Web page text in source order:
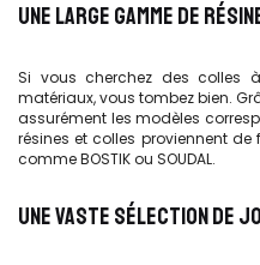
UNE LARGE GAMME DE
Si vous cherchez des colles
matériaux, vous tombez bien.
assurément les modèles
résines et colles proviennent
comme BOSTIK ou SOUDAL.
UNE VASTE SÉLECTION DE